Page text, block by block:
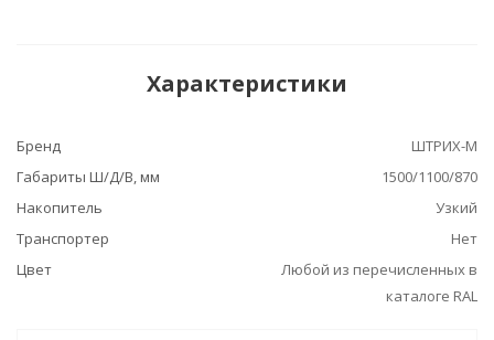
Характеристики
Бренд
ШТРИХ-М
Габариты Ш/Д/В, мм
1500/1100/870
Накопитель
Узкий
Транспортер
Нет
Цвет
Любой из перечисленных в
каталоге RAL